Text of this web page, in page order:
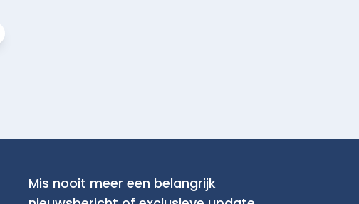
Mis nooit meer een belangrijk